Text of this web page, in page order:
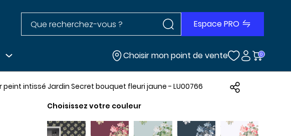
Rechercher dans le site Rechercher dans le site
Espace PRO
Choisir mon point de vente 0
peint intissé Jardin Secret bouquet fleuri jaune - LU00766
Choisissez votre couleur